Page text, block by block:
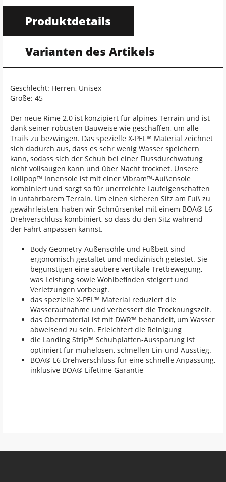
Produktdetails
Varianten des Artikels
Geschlecht: Herren, Unisex
Größe: 45
Der neue Rime 2.0 ist konzipiert für alpines Terrain und ist
dank seiner robusten Bauweise wie geschaffen, um alle
Trails zu bezwingen. Das spezielle X-PEL™ Material zeichnet
sich dadurch aus, dass es sehr wenig Wasser speichern
kann, sodass sich der Schuh bei einer Flussdurchwatung
nicht vollsaugen kann und über Nacht trocknet. Unsere
Lollipop™ Innensole ist mit einer Vibram™-Außensole
kombiniert und sorgt so für unerreichte Laufeigenschaften
in unfahrbarem Terrain. Um einen sicheren Sitz am Fuß zu
gewährleisten, haben wir Schnürsenkel mit einem BOA® L6
Drehverschluss kombiniert, so dass du den Sitz während
der Fahrt anpassen kannst.
Body Geometry-Außensohle und Fußbett sind
ergonomisch gestaltet und medizinisch getestet. Sie
begünstigen eine saubere vertikale Tretbewegung,
was Leistung sowie Wohlbefinden steigert und
Verletzungen vorbeugt.
das spezielle X-PEL™ Material reduziert die
Wasseraufnahme und verbessert die Trocknungszeit.
das Obermaterial ist mit DWR™ behandelt, um Wasser
abweisend zu sein. Erleichtert die Reinigung
die Landing Strip™ Schuhplatten-Aussparung ist
optimiert für mühelosen, schnellen Ein-und Ausstieg.
BOA® L6 Drehverschluss für eine schnelle Anpassung,
inklusive BOA® Lifetime Garantie